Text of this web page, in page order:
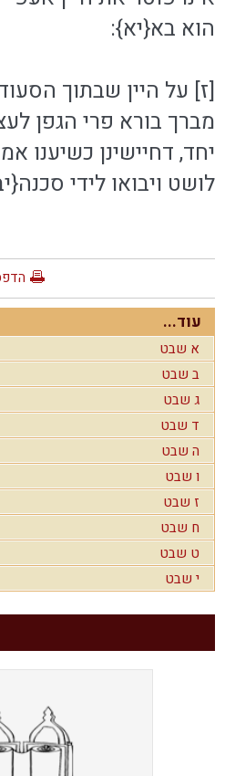
הוא בא{יא}:
[ז] על היין שבתוך
מברך בורא פרי הגפן
יחד, דחיישינן כשיענו
לושט ויבואו לידי
עוד...
א שבט
ב שבט
ג שבט
ד שבט
ה שבט
ו שבט
ז שבט
ח שבט
ט שבט
י שבט